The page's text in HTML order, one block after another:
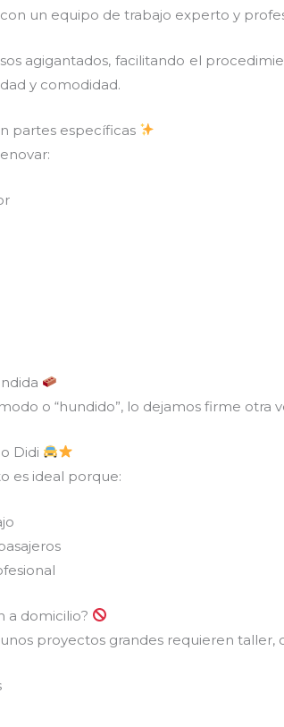
un equipo de trabajo experto y
agigantados, facilitando el
y comodidad.
partes específicas
o “hundido”, lo dejamos firme otra
Didi
es ideal porque:
a domicilio?
proyectos grandes requieren taller,